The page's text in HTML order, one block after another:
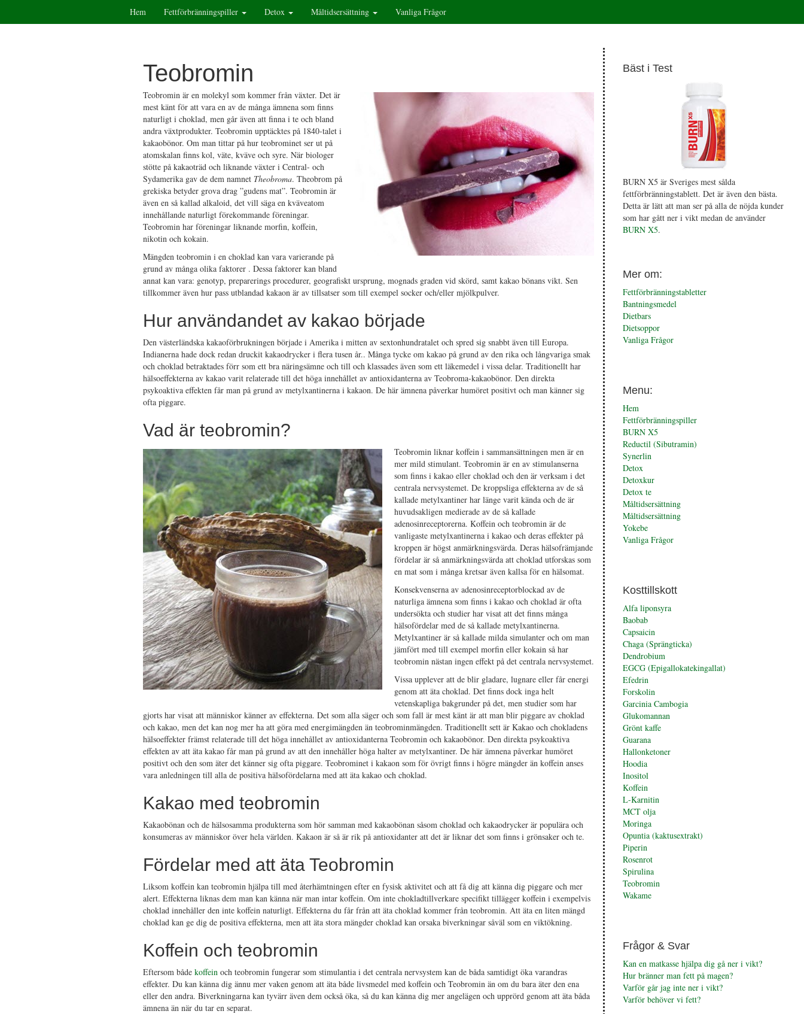
Hem Fettförbränningspiller Detox Måltidsersättning Vanliga Frågor
Teobromin
Teobromin är en molekyl som kommer från växter. Det är
mest känt för att vara en av de många ämnena som finns
naturligt i choklad, men går även att finna i te och bland
andra växtprodukter. Teobromin upptäcktes på 1840-talet i
kakaobönor. Om man tittar på hur teobrominet ser ut på
atomskalan finns kol, väte, kväve och syre. När biologer
stötte på kakaoträd och liknande växter i Central- och
Sydamerika gav de dem namnet Theobroma. Theobrom på
grekiska betyder grova drag ”gudens mat”. Teobromin är
även en så kallad alkaloid, det vill säga en kväveatom
innehållande naturligt förekommande föreningar.
Teobromin har föreningar liknande morfin, koffein,
nikotin och kokain.
Mängden teobromin i en choklad kan vara varierande på
grund av många olika faktorer . Dessa faktorer kan bland
annat kan vara: genotyp, preparerings procedurer, geografiskt ursprung, mognads graden vid skörd, samt kakao bönans vikt. Sen
tillkommer även hur pass utblandad kakaon är av tillsatser som till exempel socker och/eller mjölkpulver.
Hur användandet av kakao började
Den västerländska kakaoförbrukningen började i Amerika i mitten av sextonhundratalet och spred sig snabbt även till Europa.
Indianerna hade dock redan druckit kakaodrycker i flera tusen år.. Många tycke om kakao på grund av den rika och långvariga smak
och choklad betraktades förr som ett bra näringsämne och till och klassades även som ett läkemedel i vissa delar. Traditionellt har
hälsoeffekterna av kakao varit relaterade till det höga innehållet av antioxidanterna av Teobroma-kakaobönor. Den direkta
psykoaktiva effekten får man på grund av metylxantinerna i kakaon. De här ämnena påverkar humöret positivt och man känner sig
ofta piggare.
Vad är teobromin?
Teobromin liknar koffein i sammansättningen men är en
mer mild stimulant. Teobromin är en av stimulanserna
som finns i kakao eller choklad och den är verksam i det
centrala nervsystemet. De kroppsliga effekterna av de så
kallade metylxantiner har länge varit kända och de är
huvudsakligen medierade av de så kallade
adenosinreceptorerna. Koffein och teobromin är de
vanligaste metylxantinerna i kakao och deras effekter på
kroppen är högst anmärkningsvärda. Deras hälsofrämjande
fördelar är så anmärkningsvärda att choklad utforskas som
en mat som i många kretsar även kallsa för en hälsomat.
Konsekvenserna av adenosinreceptorblockad av de
naturliga ämnena som finns i kakao och choklad är ofta
undersökta och studier har visat att det finns många
hälsofördelar med de så kallade metylxantinerna.
Metylxantiner är så kallade milda simulanter och om man
jämfört med till exempel morfin eller kokain så har
teobromin nästan ingen effekt på det centrala nervsystemet.
Vissa upplever att de blir gladare, lugnare eller får energi
genom att äta choklad. Det finns dock inga helt
vetenskapliga bakgrunder på det, men studier som har
gjorts har visat att människor känner av effekterna. Det som alla säger och som fall är mest känt är att man blir piggare av choklad
och kakao, men det kan nog mer ha att göra med energimängden än teobrominmängden. Traditionellt sett är Kakao och chokladens
hälsoeffekter främst relaterade till det höga innehållet av antioxidanterna Teobromin och kakaobönor. Den direkta psykoaktiva
effekten av att äta kakao får man på grund av att den innehåller höga halter av metylxantiner. De här ämnena påverkar humöret
positivt och den som äter det känner sig ofta piggare. Teobrominet i kakaon som för övrigt finns i högre mängder än koffein anses
vara anledningen till alla de positiva hälsofördelarna med att äta kakao och choklad.
Kakao med teobromin
Kakaobönan och de hälsosamma produkterna som hör samman med kakaobönan såsom choklad och kakaodrycker är populära och
konsumeras av människor över hela världen. Kakaon är så är rik på antioxidanter att det är liknar det som finns i grönsaker och te.
Fördelar med att äta Teobromin
Liksom koffein kan teobromin hjälpa till med återhämtningen efter en fysisk aktivitet och att få dig att känna dig piggare och mer
alert. Effekterna liknas dem man kan känna när man intar koffein. Om inte chokladtillverkare specifikt tillägger koffein i exempelvis
choklad innehåller den inte koffein naturligt. Effekterna du får från att äta choklad kommer från teobromin. Att äta en liten mängd
choklad kan ge dig de positiva effekterna, men att äta stora mängder choklad kan orsaka biverkningar såväl som en viktökning.
Koffein och teobromin
Eftersom både koffein och teobromin fungerar som stimulantia i det centrala nervsystem kan de båda samtidigt öka varandras
effekter. Du kan känna dig ännu mer vaken genom att äta både livsmedel med koffein och Teobromin än om du bara äter den ena
eller den andra. Biverkningarna kan tyvärr även dem också öka, så du kan känna dig mer angelägen och upprörd genom att äta båda
ämnena än när du tar en separat.
Bäst i Test
BURN X5 är Sveriges mest sålda
fettförbränningstablett. Det är även den bästa.
Detta är lätt att man ser på alla de nöjda kunder
som har gått ner i vikt medan de använder
BURN X5.
Mer om:
Fettförbränningstabletter
Bantningsmedel
Dietbars
Dietsoppor
Vanliga Frågor
Menu:
Hem
Fettförbränningspiller
BURN X5
Reductil (Sibutramin)
Synerlin
Detox
Detoxkur
Detox te
Måltidsersättning
Måltidsersättning
Yokebe
Vanliga Frågor
Kosttillskott
Alfa liponsyra
Baobab
Capsaicin
Chaga (Sprängticka)
Dendrobium
EGCG (Epigallokatekingallat)
Efedrin
Forskolin
Garcinia Cambogia
Glukomannan
Grönt kaffe
Guarana
Hallonketoner
Hoodia
Inositol
Koffein
L-Karnitin
MCT olja
Moringa
Opuntia (kaktusextrakt)
Piperin
Rosenrot
Spirulina
Teobromin
Wakame
Frågor & Svar
Kan en matkasse hjälpa dig gå ner i vikt?
Hur bränner man fett på magen?
Varför går jag inte ner i vikt?
Varför behöver vi fett?